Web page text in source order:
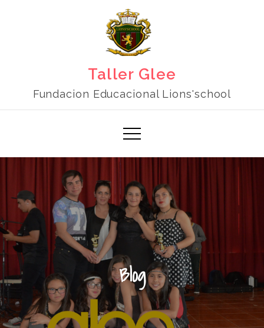
Taller Glee
Fundacion Educacional Lions'school
Blog